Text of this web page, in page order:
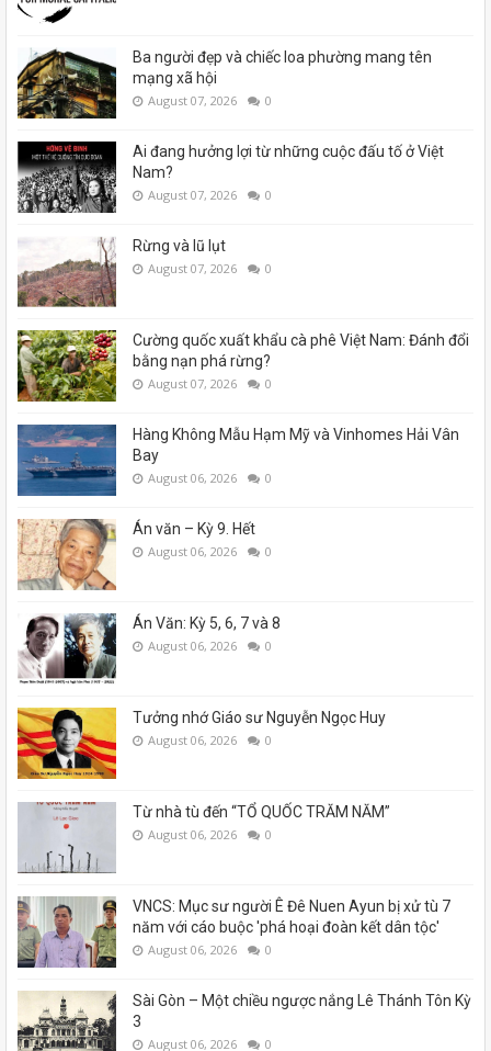
Ba người đẹp và chiếc loa phường mang tên
mạng xã hội
August 07, 2026 0
Ai đang hưởng lợi từ những cuộc đấu tố ở Việt
Nam?
August 07, 2026 0
Rừng và lũ lụt
August 07, 2026 0
Cường quốc xuất khẩu cà phê Việt Nam: Đánh đổi
bằng nạn phá rừng?
August 07, 2026 0
Hàng Không Mẫu Hạm Mỹ và Vinhomes Hải Vân
Bay
August 06, 2026 0
Án văn – Kỳ 9. Hết
August 06, 2026 0
Án Văn: Kỳ 5, 6, 7 và 8
August 06, 2026 0
Tưởng nhớ Giáo sư Nguyễn Ngọc Huy
August 06, 2026 0
Từ nhà tù đến “TỔ QUỐC TRĂM NĂM”
August 06, 2026 0
VNCS: Mục sư người Ê Đê Nuen Ayun bị xử tù 7
năm với cáo buộc 'phá hoại đoàn kết dân tộc'
August 06, 2026 0
Sài Gòn – Một chiều ngược nắng Lê Thánh Tôn Kỳ
3
August 06, 2026 0